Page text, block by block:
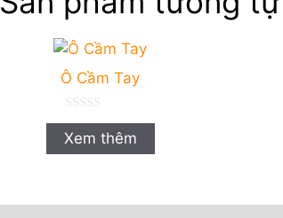
Ô Cầm Tay
0
n
g
o
Xem thêm